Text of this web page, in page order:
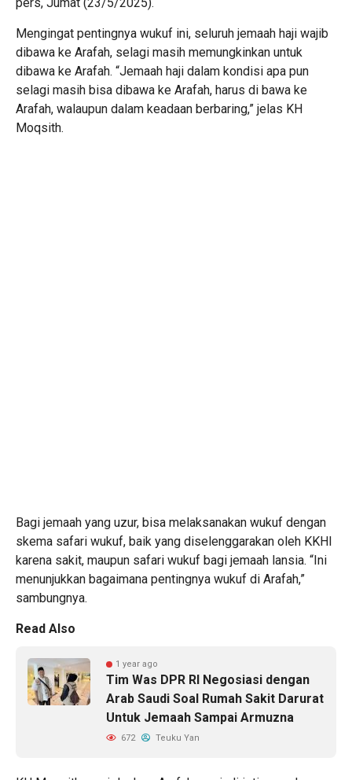
Mengingat pentingnya wukuf ini, seluruh jemaah haji wajib
dibawa ke Arafah, selagi masih memungkinkan untuk
dibawa ke Arafah. “Jemaah haji dalam kondisi apa pun
selagi masih bisa dibawa ke Arafah, harus di bawa ke
Arafah, walaupun dalam keadaan berbaring,” jelas KH
Moqsith.
Bagi jemaah yang uzur, bisa melaksanakan wukuf dengan
skema safari wukuf, baik yang diselenggarakan oleh KKHI
karena sakit, maupun safari wukuf bagi jemaah lansia. “Ini
menunjukkan bagaimana pentingnya wukuf di Arafah,”
sambungnya.
Read Also
1 year ago
Tim Was DPR RI Negosiasi dengan
Arab Saudi Soal Rumah Sakit Darurat
Untuk Jemaah Sampai Armuzna
672 Teuku Yan